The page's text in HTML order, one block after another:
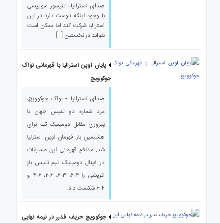
صدای استرالیا– تنیسور سوییسی
با وجود اینکه دوست دارد در اپن
استرالیا شرکت کند اما ممکن است
نتواند در نخستین […]
پایان اوپن استرالیا با قهرمانی نواک
جوکوویچ
صدای استرالیا - نواک جوکوویچ،
مرد شماره دو تنیس جهان با
پیروزی مقابل دومینیک تیم برای
هشتمین بار قهرمان اوپن استرلیا
شد. مدافع قهرمانی این مسابقات
در فینال دومینیک تیم تنیس باز
اتریشی را ۴-۶، ۳-۶، ۶-۲، ۶-۴ و
۴-۶ شکست داد.
جوکوویچ حریف فدرر در نیمه نهایی